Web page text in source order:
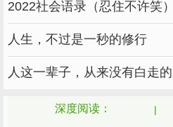
地上，斜风细雨一吹一落
一道道菜畦碧绿鲜活。
在那些边边角角的地方
想要时，掐几段青葱，
2022社会语录（忍住不许笑）
人生，不过是一秒的修行
人这一辈子，从来没有白走
深度阅读：